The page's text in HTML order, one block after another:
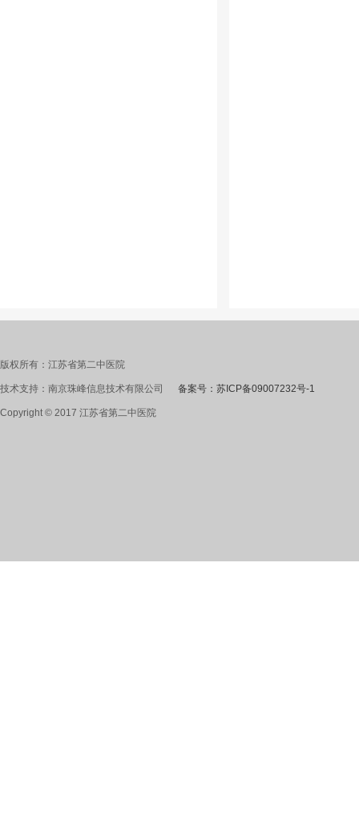
版权所有：江苏省第二中医院
技术支持：南京珠峰信息技术有限公司 备案号：苏ICP备09007232号-1
Copyright © 2017 江苏省第二中医院